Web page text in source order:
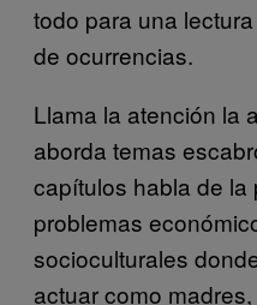
todo para una
de ocurrencias.
Llama la atención la
aborda temas
capítulos habla de la
problemas
socioculturales
actuar como